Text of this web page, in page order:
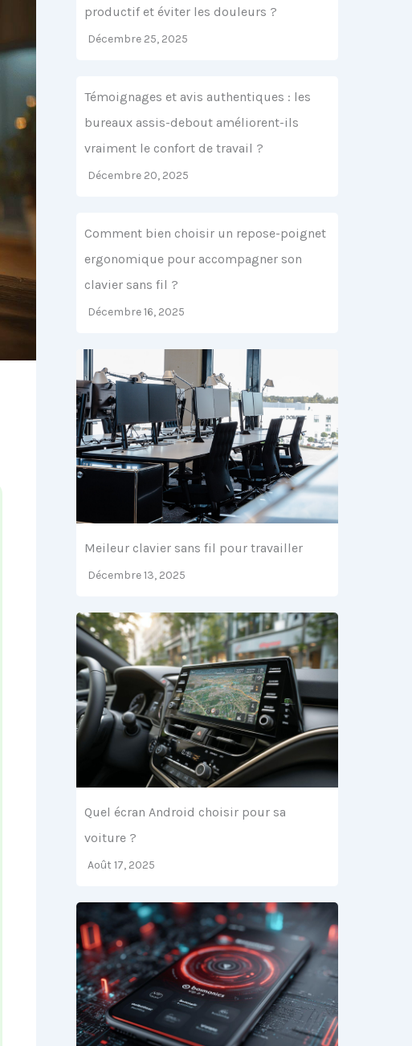
productif et éviter les douleurs ?
Décembre 25, 2025
Témoignages et avis authentiques : les
bureaux assis-debout améliorent-ils
vraiment le confort de travail ?
Décembre 20, 2025
Comment bien choisir un repose-poignet
ergonomique pour accompagner son
clavier sans fil ?
Décembre 16, 2025
Meileur clavier sans fil pour travailler
Décembre 13, 2025
Quel écran Android choisir pour sa
voiture ?
Août 17, 2025